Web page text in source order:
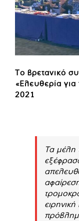
Το βρετανικό
«Ελευθερία
2021
Τα